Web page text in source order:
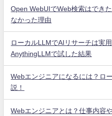
Open WebUIでWeb検索はでき
なかった理由
ローカルLLMでAIリサーチは実
AnythingLLMで試した結果
Webエンジニアになるには？ロ
説！
Webエンジニアとは？仕事内容